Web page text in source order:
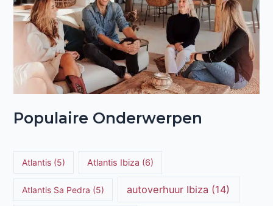
Populaire Onderwerpen
Atlantis (5) Atlantis Ibiza (6)
Atlantis Sa Pedra (5) autoverhuur Ibiza (14)